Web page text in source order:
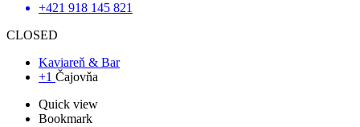
+421 918 145 821
CLOSED
Kaviareň & Bar
+1 Čajovňa
Quick view
Bookmark